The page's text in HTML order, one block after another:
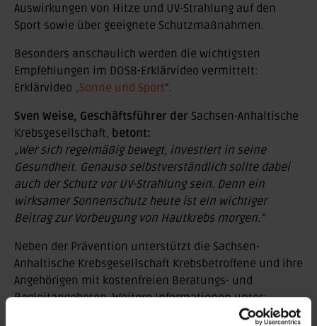
Auswirkungen von Hitze und UV-Strahlung auf den
Sport sowie über geeignete Schutzmaßnahmen.
Besonders anschaulich werden die wichtigsten
Empfehlungen im DOSB-Erklärvideo vermittelt:
Erklärvideo „Sonne und Sport“.
Sven Weise, Geschäftsführer der Sachsen-Anhaltische
Krebsgesellschaft, betont:
„Wer sich regelmäßig bewegt, investiert in seine
Gesundheit. Genauso selbstverständlich sollte dabei
auch der Schutz vor UV-Strahlung sein. Denn ein
wirksamer Sonnenschutz heute ist ein wichtiger
Beitrag zur Vorbeugung von Hautkrebs morgen.“
Neben der Prävention unterstützt die Sachsen-
Anhaltische Krebsgesellschaft Krebsbetroffene und ihre
Angehörigen mit kostenfreien Beratungs- und
Begleitangeboten. Weitere Informationen unter:
Beratungsangebote der Sachsen-Anhaltischen